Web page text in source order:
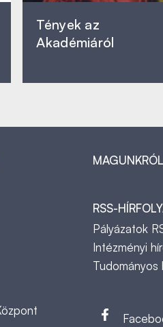
Tények az
Akadémiáról
MAGUNKRÓL
RSS-
Pályázatok
Intézményi
Tudományos